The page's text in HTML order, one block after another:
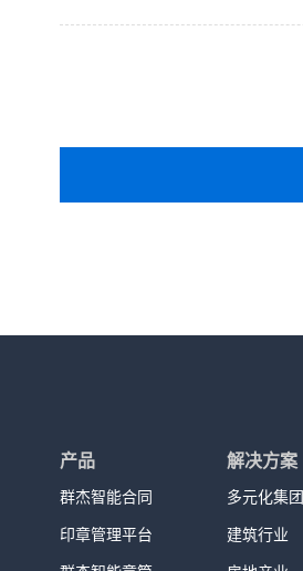
产品
群杰智能合同
印章管理平台
解决方案
多元化集团
建筑行业